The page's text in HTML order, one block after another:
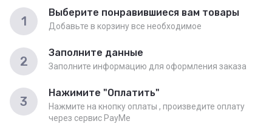
1
Выберите понравившиеся вам товары
Добавьте в корзину все необходимое
2
Заполните данные
Заполните информацию для оформления заказа
3
Нажимите "Оплатить"
Нажмите на кнопку оплаты , произведите оплату
через сервис PayMe